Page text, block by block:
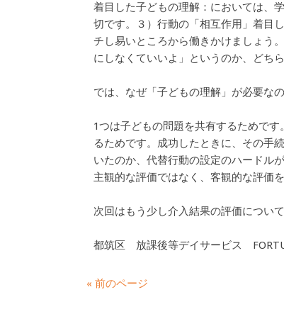
着目した子どもの理解：においては、
切です。３）行動の「相互作用」着目
チし易いところから働きかけましょう
にしなくていいよ」というのか、どち
では、なぜ「子どもの理解」が必要な
1つは子どもの問題を共有するためで
るためです。成功したときに、その手
いたのか、代替行動の設定のハードル
主観的な評価ではなく、客観的な評価
次回はもう少し介入結果の評価につい
都筑区 放課後等デイサービス
« 前のページ